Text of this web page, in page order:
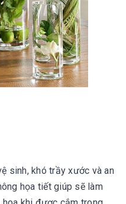
sinh, khó trầy xước và an
họa tiết giúp sẽ làm